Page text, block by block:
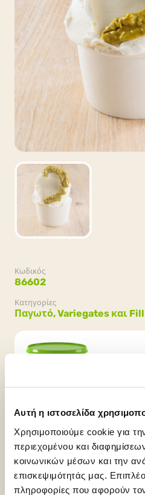
Αυτή η ιστοσελίδα
Χρησιμοποιούμε cookie για
περιεχομένου και
κοινωνικών μέσων και την
επισκεψιμότητάς μας.
πληροφορίες που αφορούν
Κωδικός
86602
Κατηγορίες
Παγωτό,Variegates και
2